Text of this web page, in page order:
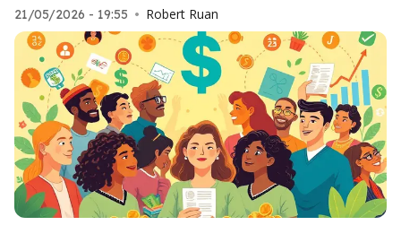
21/05/2026 - 19:55 • Robert Ruan